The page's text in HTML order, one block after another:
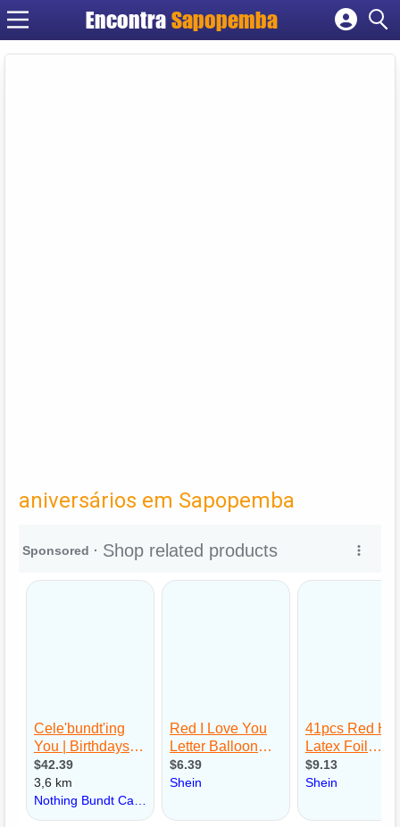
Encontra Sapopemba
Cadastrar empresa
aniversários em Sapopemba